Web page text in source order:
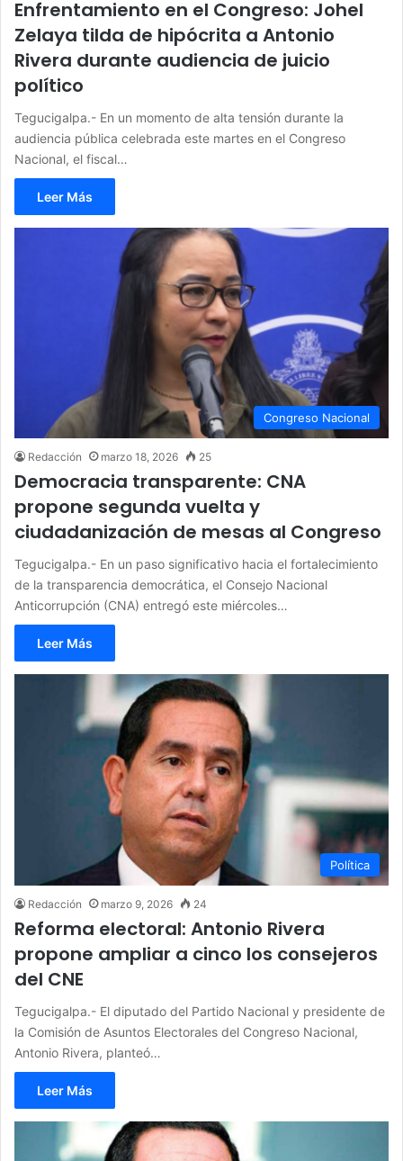
Enfrentamiento en el Congreso: Johel
Zelaya tilda de hipócrita a Antonio
Rivera durante audiencia de juicio
político
Tegucigalpa.- En un momento de alta tensión durante la
audiencia pública celebrada este martes en el Congreso
Nacional, el fiscal…
Leer Más
Congreso Nacional
Redacción marzo 18, 2026 25
Democracia transparente: CNA
propone segunda vuelta y
ciudadanización de mesas al Congreso
Tegucigalpa.- En un paso significativo hacia el fortalecimiento
de la transparencia democrática, el Consejo Nacional
Anticorrupción (CNA) entregó este miércoles…
Leer Más
Política
Redacción marzo 9, 2026 24
Reforma electoral: Antonio Rivera
propone ampliar a cinco los consejeros
del CNE
Tegucigalpa.- El diputado del Partido Nacional y presidente de
la Comisión de Asuntos Electorales del Congreso Nacional,
Antonio Rivera, planteó…
Leer Más